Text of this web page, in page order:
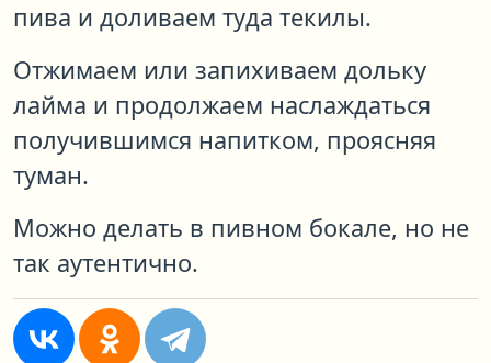
пива и доливаем туда текилы.
Отжимаем или запихиваем дольку
лайма и продолжаем наслаждаться
получившимся напитком, проясняя
туман.
Можно делать в пивном бокале, но не
так аутентично.